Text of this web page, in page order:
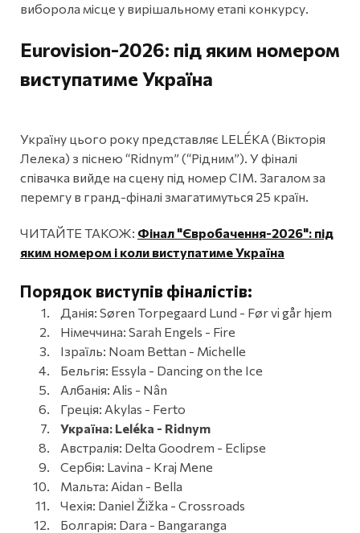
виборола місце у вирішальному етапі конкурсу.
Eurovision-2026: під яким номером
виступатиме Україна
Україну цього року представляє LELÉKA (Вікторія
Лелека) з піснею “Ridnym” (“Рідним”). У фіналі
співачка вийде на сцену під номер СІМ. Загалом за
перемгу в гранд-фіналі змагатимуться 25 країн.
ЧИТАЙТЕ ТАКОЖ: Фінал "Євробачення-2026": під
яким номером і коли виступатиме Україна
Порядок виступів фіналістів:
Данія: Søren Torpegaard Lund - Før vi går hjem
Німеччина: Sarah Engels - Fire
Ізраїль: Noam Bettan - Michelle
Бельгія: Essyla - Dancing on the Ice
Албанія: Alis - Nân
Греція: Akylas - Ferto
Україна: Leléka - Ridnym
Австралія: Delta Goodrem - Eclipse
Сербія: Lavina - Kraj Mene
Мальта: Aidan - Bella
Чехія: Daniel Žižka - Crossroads
Болгарія: Dara - Bangaranga